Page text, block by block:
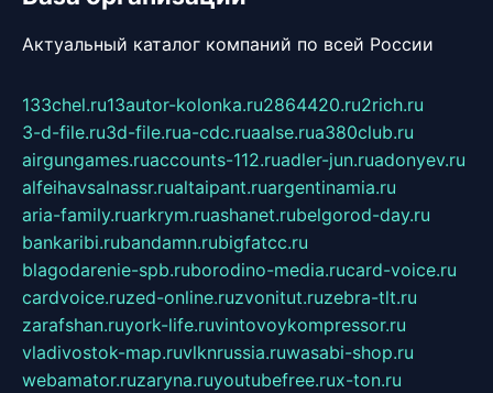
Актуальный каталог компаний по всей России
133chel.ru13autor-kolonka.ru2864420.ru2rich.ru
3-d-file.ru3d-file.rua-cdc.ruaalse.rua380club.ru
airgungames.ruaccounts-112.ruadler-jun.ruadonyev.ru
alfeihavsalnassr.rualtaipant.ruargentinamia.ru
aria-family.ruarkrym.ruashanet.rubelgorod-day.ru
bankaribi.rubandamn.rubigfatcc.ru
blagodarenie-spb.ruborodino-media.rucard-voice.ru
cardvoice.ruzed-online.ruzvonitut.ruzebra-tlt.ru
zarafshan.ruyork-life.ruvintovoykompressor.ru
vladivostok-map.ruvlknrussia.ruwasabi-shop.ru
webamator.ruzaryna.ruyoutubefree.rux-ton.ru